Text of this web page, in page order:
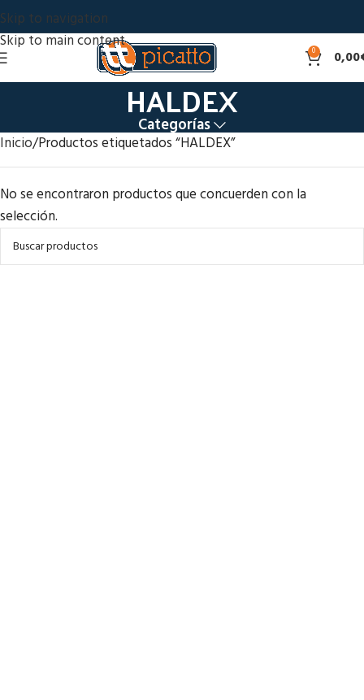
Skip to navigation
Skip to main content
0 0,00
HALDEX
Categorías
Inicio Productos etiquetados “HALDEX”
No se encontraron productos que concuerden con la
selección.